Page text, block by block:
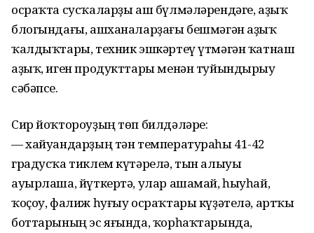
осраҡта сусҡаларҙы аш бүлмәләрендәге, аҙыҡ
блогындағы, ашханаларҙағы бешмәгән аҙыҡ
ҡалдыҡтары, техник эшкәртеү үтмәгән ҡатнаш
аҙыҡ, иген продукттары менән туйындырыу
сәбәпсе.
Сир йоҡтороуҙың төп билдәләре:
— хайуандарҙың тән температураһы 41-42
градусҡа тиклем күтәрелә, тын алыуы
ауырлаша, йүткертә, улар ашамай, һыуһай,
ҡоҫоу, фалиж һуғыу осраҡтары күҙәтелә, артҡы
боттарының эс яғында, ҡорһаҡтарында,